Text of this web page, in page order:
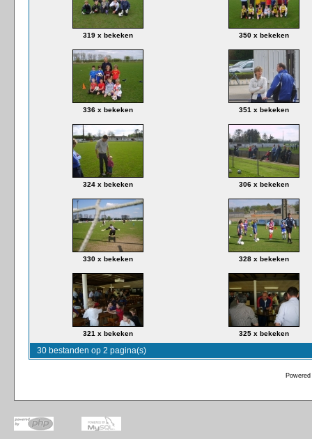
319 x bekeken 350 x bekeken
336 x bekeken 351 x bekeken
324 x bekeken 306 x bekeken
330 x bekeken 328 x bekeken
321 x bekeken 325 x bekeken
30 bestanden op 2 pagina(s)